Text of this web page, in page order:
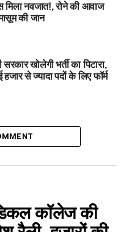
से संबंधित सेक्शन रोड
एवं सुधार कार्य, जिसकी
दी गई। मुख्य सचिव द्वारा
नवजात!, रोने की आवाज
की जान
खोलेगी भर्ती का पिटारा,
से ज्यादा पदों के लिए फॉर्म
कॉलेज की